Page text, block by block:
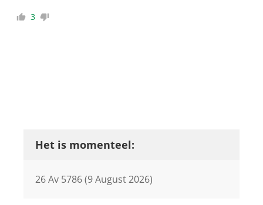
3
Het is momenteel:
26 Av 5786 (9 August 2026)